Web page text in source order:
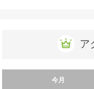
ア
今月